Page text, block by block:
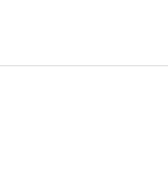
Ríos Ricardi?